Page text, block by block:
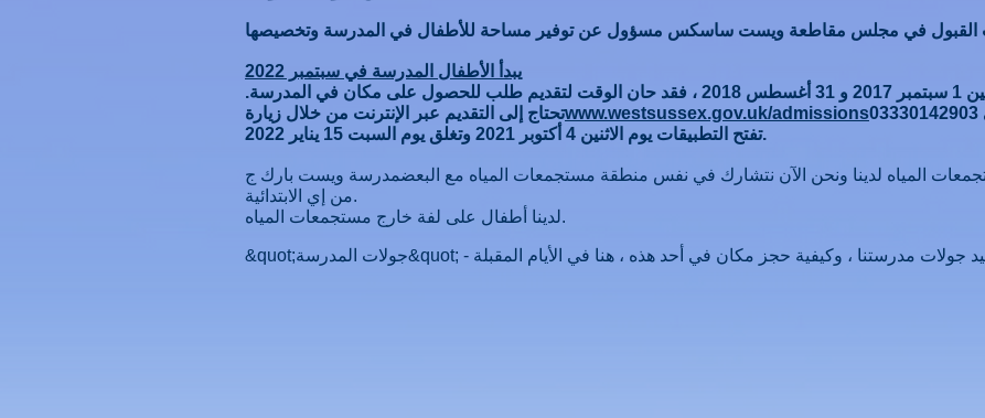
يبدأ الأطفال المدرسة في سبتمبر 2022
إذا كان لديك طفل يتراوح تاريخ ميلاده بين 1 سبتمبر 2017 و 31 أغسطس 2018 ، فقد حان الوقت لتقديم طلب للحصول على مكان في المدرسة.
تحتاج إلى التقديم عبر الإنترنت من خلال زيارةwww.westsussex.gov.uk/admissions
تفتح التطبيقات يوم الاثنين 4 أكتوبر 2021 وتغلق يوم السبت 15 يناير 2022.
مدرسة ويست بارك ج
من إي الابتدائية.
لدينا أطفال على لفة خارج مستجمعات المياه.